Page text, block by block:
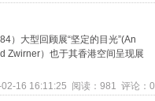
）大型回顾展“坚定的目光”(An
Zwirner）也于其香港空间呈现展
16 16:11:25 阅读：981 评论：0